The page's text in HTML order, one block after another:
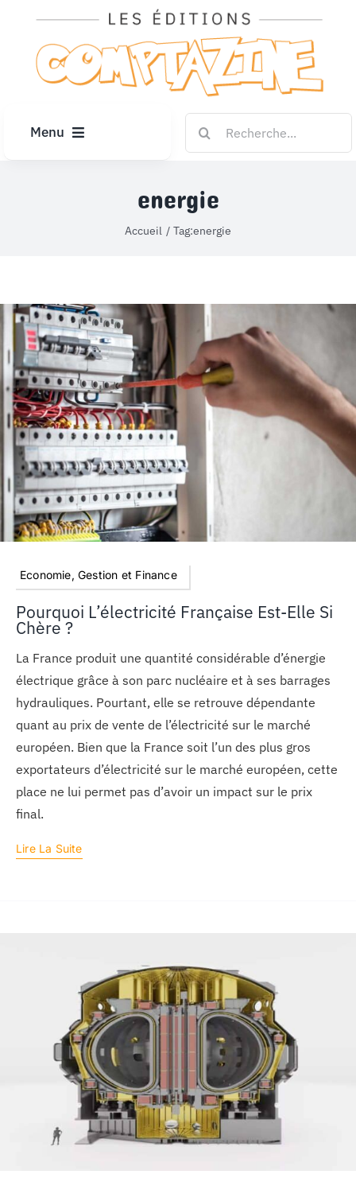
contenu
Menu
LE KIOSQUE
MON COMPTE
PANIER
STUDORIA
energie
Accueil Tag:energie
Economie, Gestion et Finance
Pourquoi L’électricité Française Est-Elle Si
Chère ?
La France produit une quantité considérable d’énergie
électrique grâce à son parc nucléaire et à ses barrages
hydrauliques. Pourtant, elle se retrouve dépendante
quant au prix de vente de l’électricité sur le marché
européen. Bien que la France soit l’un des plus gros
exportateurs d’électricité sur le marché européen, cette
place ne lui permet pas d’avoir un impact sur le prix
final.
Lire La Suite